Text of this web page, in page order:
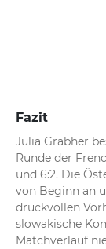
Fazit
Julia Grabher
Runde der
und 6:2. Die
von Beginn an
druckvollen
slowakische
Matchverlauf